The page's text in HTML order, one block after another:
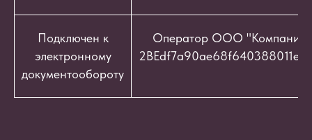
Подключен к
электронному
документообороту
Оператор ООО "Компания